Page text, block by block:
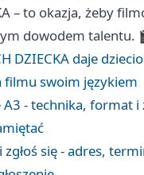
– to okazja, żeby
dowodem
DZIECKA daje
filmu swoim językiem
- technika, format i
się - adres,